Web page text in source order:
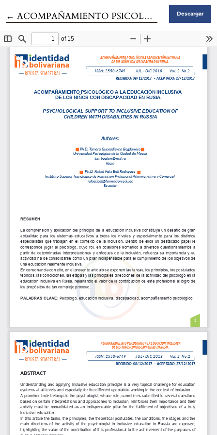
← Volver a los detalles del artículo
ACOMPAÑAMIENTO PSICOLÓGICO A LA EDUCACIÓN INCLUSIVA DE LOS NIÑOS CON DISCAPACIDAD EN RUSIA Descargar